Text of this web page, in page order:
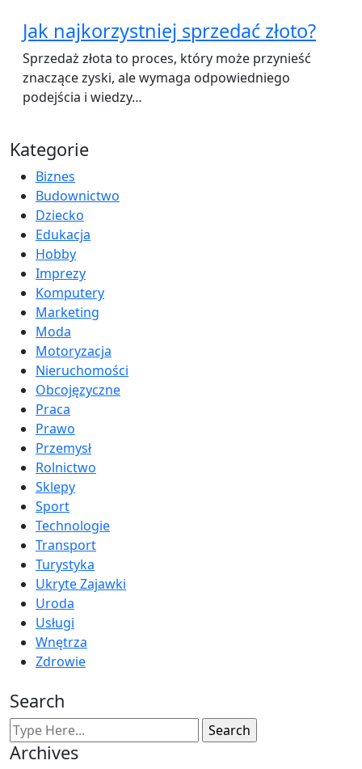
Jak najkorzystniej sprzedać złoto?
Sprzedaż złota to proces, który może przynieść
znaczące zyski, ale wymaga odpowiedniego
podejścia i wiedzy…
Kategorie
Biznes
Budownictwo
Dziecko
Edukacja
Hobby
Imprezy
Komputery
Marketing
Moda
Motoryzacja
Nieruchomości
Obcojęzyczne
Praca
Prawo
Przemysł
Rolnictwo
Sklepy
Sport
Technologie
Transport
Turystyka
Ukryte Zajawki
Uroda
Usługi
Wnętrza
Zdrowie
Search
Archives